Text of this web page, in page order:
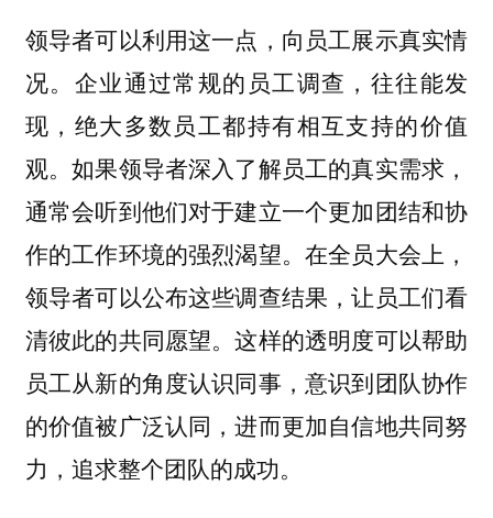
领导者可以利用这一点，向员工展示真实情
况。企业通过常规的员工调查，往往能发
现，绝大多数员工都持有相互支持的价值
观。如果领导者深入了解员工的真实需求，
通常会听到他们对于建立一个更加团结和协
作的工作环境的强烈渴望。在全员大会上，
领导者可以公布这些调查结果，让员工们看
清彼此的共同愿望。这样的透明度可以帮助
员工从新的角度认识同事，意识到团队协作
的价值被广泛认同，进而更加自信地共同努
力，追求整个团队的成功。